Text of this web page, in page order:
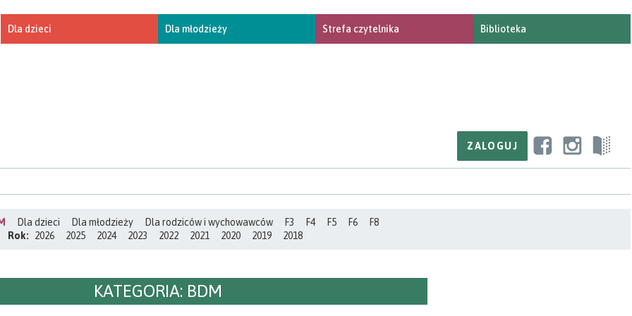
Dla dzieci Dla młodzieży Strefa czytelnika Biblioteka
Dla dzieci Dla młodzieży Dla rodziców i wychowawców F3 F4 F5 F6
F8
Rok:
2026 2025 2024 2023 2022 2021 2020 2019 2018
KATEGORIA: BDM